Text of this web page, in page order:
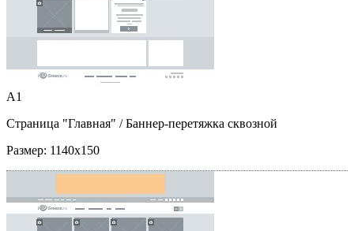
A1
Страница "Главная" / Баннер-перетяжка сквозной
Размер: 1140x150